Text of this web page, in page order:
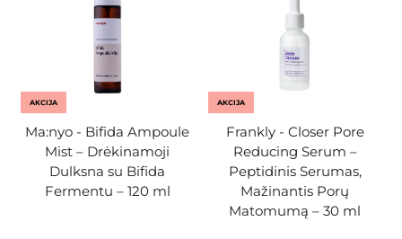
AKCIJA
Ma:nyo - Bifida Ampoule
Mist – Drėkinamoji
Dulksna su Bifida
Fermentu – 120 ml
AKCIJA
Frankly - Closer Pore
Reducing Serum –
Peptidinis Serumas,
Mažinantis Porų
Matomumą – 30 ml